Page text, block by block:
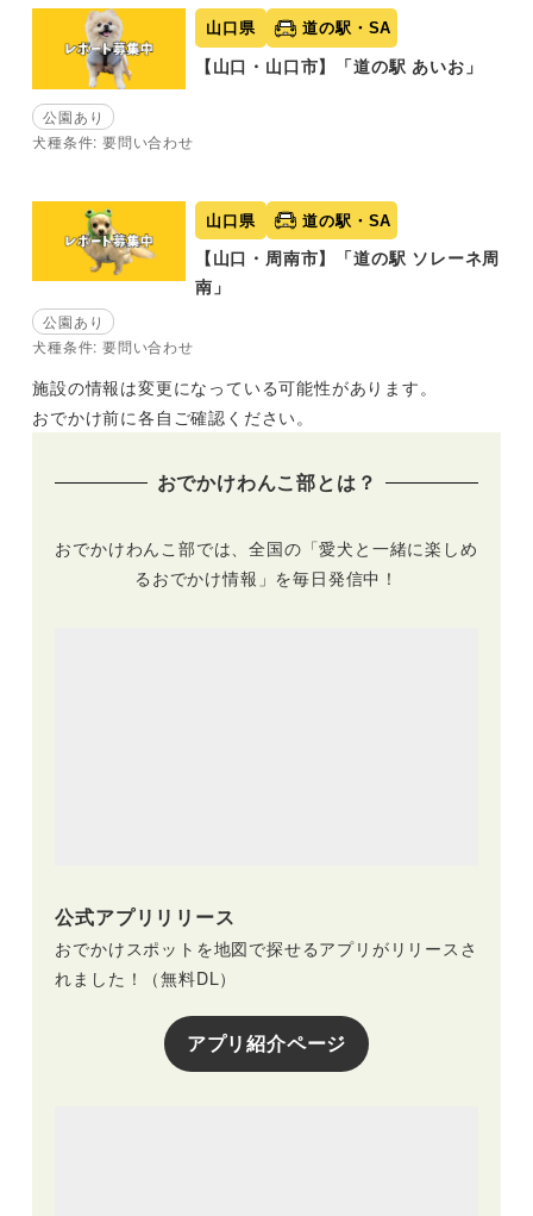
山口県 道の駅・SA
【山口・山口市】「道の駅 あいお」
公園あり
犬種条件: 要問い合わせ
山口県 道の駅・SA
【山口・周南市】「道の駅 ソレーネ周
南」
公園あり
犬種条件: 要問い合わせ
施設の情報は変更になっている可能性があります。
おでかけ前に各自ご確認ください。
おでかけわんこ部とは？
おでかけわんこ部では、全国の「愛犬と一緒に楽しめ
るおでかけ情報」を毎日発信中！
公式アプリリリース
おでかけスポットを地図で探せるアプリがリリースさ
れました！（無料DL）
アプリ紹介ページ